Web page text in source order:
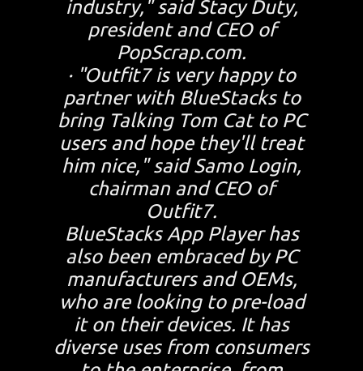
industry," said Stacy Duty,
president and CEO of
PopScrap.com.
· "Outfit7 is very happy to
partner with BlueStacks to
bring Talking Tom Cat to PC
users and hope they'll treat
him nice," said Samo Login,
chairman and CEO of
Outfit7.
BlueStacks App Player has
also been embraced by PC
manufacturers and OEMs,
who are looking to pre-load
it on their devices. It has
diverse uses from consumers